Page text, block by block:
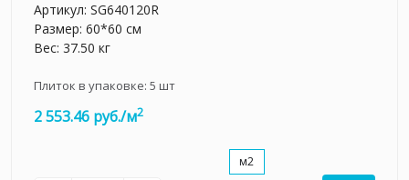
Артикул: SG640120R
Размер: 60*60 см
Вес: 37.50 кг
Плиток в упаковке: 5 шт
2 553.46 руб./м2
м2